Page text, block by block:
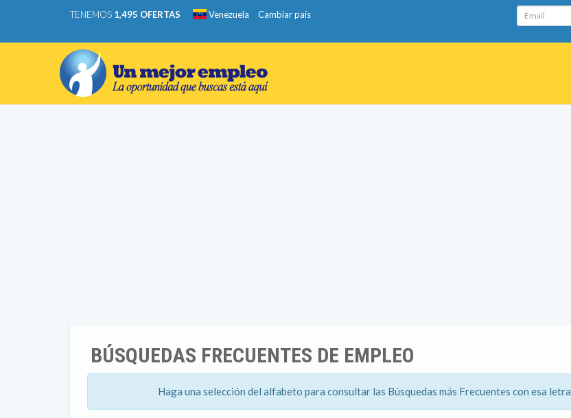
TENEMOS 1,495 OFERTAS Venezuela Cambiar país Email
BÚSQUEDAS FRECUENTES DE EMPLEO
Haga una selección del alfabeto para consultar las Búsquedas más Frecuentes con esa letra